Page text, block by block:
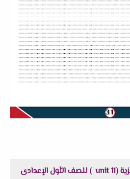
تحميل إختبار لغة إنجليزية (unit 11 ) للصف الأول الإعدادى